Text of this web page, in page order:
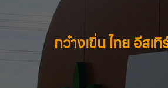
กว๋างเขิ่น ไทย อีสเ